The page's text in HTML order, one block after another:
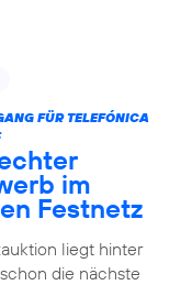
FÜR TELEFÓNICA
im
Festnetz
liegt hinter
die nächste